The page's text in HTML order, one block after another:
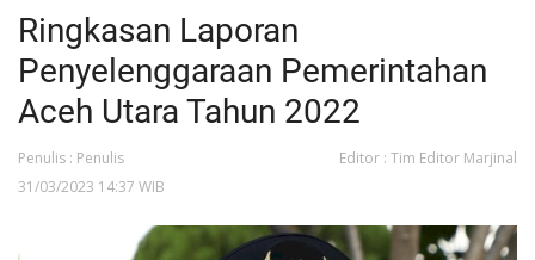
Beranda
NEWS
Redaksi
EDUKASI
LINTAS DESA
Ringkasan Laporan
Penyelenggaraan Pemerintahan
Aceh Utara Tahun 2022
Penulis : Penulis
Editor : Tim Editor Marjinal
31/03/2023 14:37 WIB